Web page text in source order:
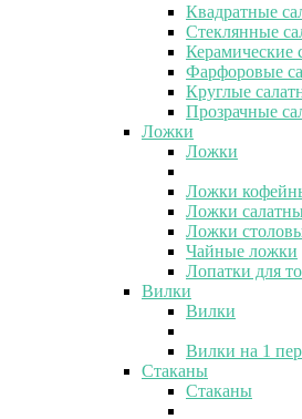
Квадратные
Стеклянные
Керамические
Фарфоровые
Круглые
Прозрачные
Ложки
Ложки
Ложки
Ложки
Ложки
Чайные ложки
Лопатки для
Вилки
Вилки
Вилки на 1
Стаканы
Стаканы